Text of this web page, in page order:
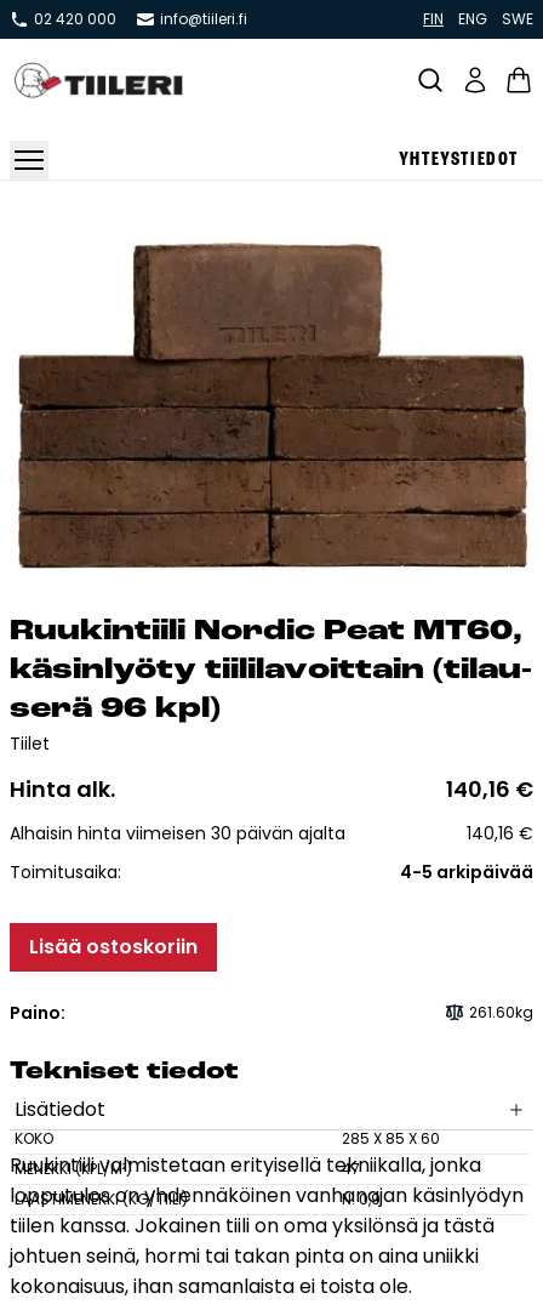
02 420 000 info@tiileri.fi FIN ENG SWE
YHTEYSTIEDOT
Varaavat takat
Pönttö -ja kaakeliuunit
Leivin -ja lämpiöuunit
Hellat
Kiertoilmatakat ja kamiinat
Grillit ja pihakeittiöt
Kiukaat
Hormit
Esitteet, hinnastot ja ohjeet
Kotikäynti
Tiilet ja tiililaatat
Tiililaatat
Aukonylitysratkaisut ja
Vastuullisuus
Verkkokauppa
Tulisijatarvikkeet
Kamiinat ja kevyet tulisijat
Grillit ja pihakeittiöt
Tiilet
Laastit
Ruu­kin­tii­li Nor­dic Peat MT60,
kä­sin­lyö­ty tii­li­la­voit­tain (ti­lau­
se­rä 96 kpl)
Tiilet
Hinta alk. 140,16 €
Alhaisin hinta viimeisen 30 päivän ajalta 140,16 €
Toimitusaika:
4-5 arkipäivää
Lisää ostoskoriin
Paino: 261.60kg
Tek­ni­set tie­dot
Lisätiedot
KOKO
285 X 85 X 60
MENEKKI (KPL/M²)
47
LAASTIMENEKKI (KG/TIILI)
N. 0,9
Ruukintiili valmistetaan erityisellä tekniikalla, jonka
lopputulos on yhdennäköinen vanhanajan käsinlyödyn
tiilen kanssa. Jokainen tiili on oma yksilönsä ja tästä
johtuen seinä, hormi tai takan pinta on aina uniikki
kokonaisuus, ihan samanlaista ei toista ole.